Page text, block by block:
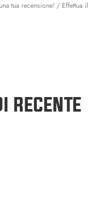
tua recensione! / Effettua il
RECENTE